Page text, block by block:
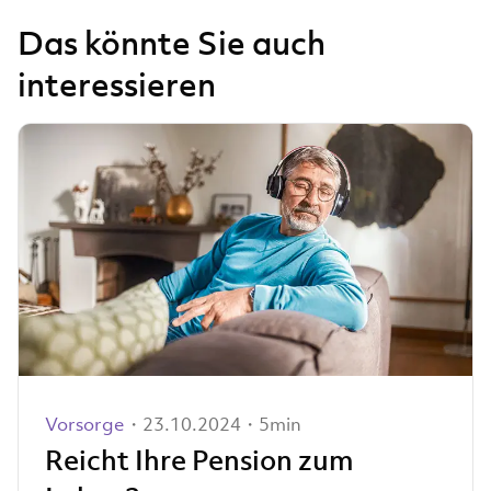
Das könnte Sie auch
interessieren
Vorsorge ・23.10.2024・5min
Reicht Ihre Pension zum